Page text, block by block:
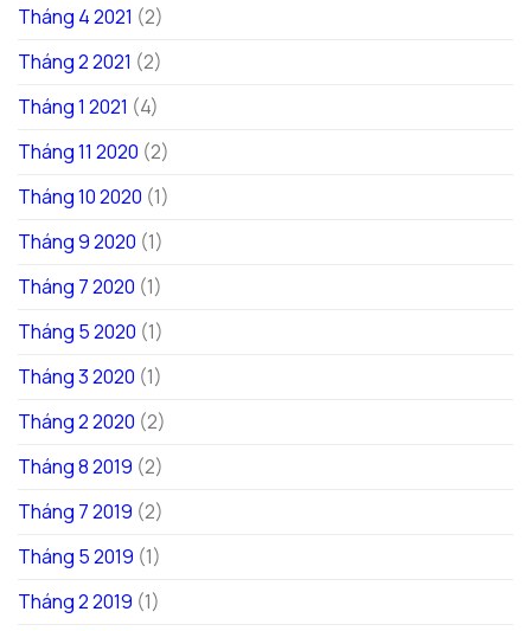
Tháng 4 2021 (2)
Tháng 2 2021 (2)
Tháng 1 2021 (4)
Tháng 11 2020 (2)
Tháng 10 2020 (1)
Tháng 9 2020 (1)
Tháng 7 2020 (1)
Tháng 5 2020 (1)
Tháng 3 2020 (1)
Tháng 2 2020 (2)
Tháng 8 2019 (2)
Tháng 7 2019 (2)
Tháng 5 2019 (1)
Tháng 2 2019 (1)